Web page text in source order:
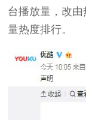
台播放量，改
量热度排行。